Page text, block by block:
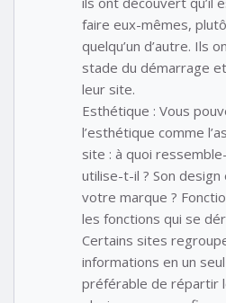
faire eux-mêmes,
quelqu’un d’autre. Ils
stade du démarrage
leur site.
Esthétique : Vous
l’esthétique comme
site : à quoi
utilise-t-il ? Son
votre marque ?
les fonctions qui se
Certains sites
informations en un
préférable de répartir